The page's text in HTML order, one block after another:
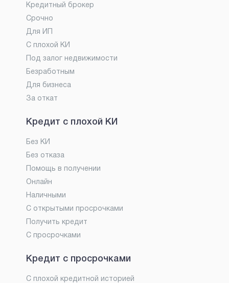
Кредитный брокер
Срочно
Для ИП
С плохой КИ
Под залог недвижимости
Безработным
Для бизнеса
За откат
Кредит с плохой КИ
Без КИ
Без отказа
Помощь в получении
Онлайн
Наличными
С открытыми просрочками
Получить кредит
С просрочками
Кредит с просрочками
С плохой кредитной историей